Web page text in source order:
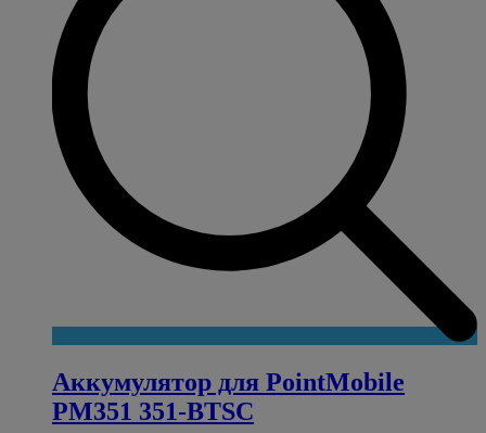
Аккумулятор для PointMobile
PM351 351-BTSC